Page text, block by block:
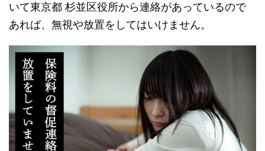
いて東京都 杉並区役所から連絡があっているので
あれば、無視や放置をしてはいけません。